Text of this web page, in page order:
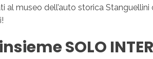
museo dell’auto storica
SOLO